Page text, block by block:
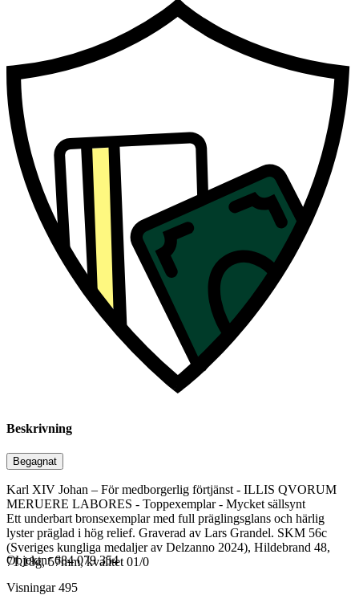
Beskrivning
Begagnat
Karl XIV Johan – För medborgerlig förtjänst - ILLIS QVORUM
MERUERE LABORES - Toppexemplar - Mycket sällsynt
Ett underbart bronsexemplar med full präglingsglans och härlig
lyster präglad i hög relief. Graverad av Lars Grandel. SKM 56c
(Sveriges kungliga medaljer av Delzanno 2024), Hildebrand 48,
71.18g, 57mm, kvalitet 01/0
Objektnr 684 079 354
Visningar 495